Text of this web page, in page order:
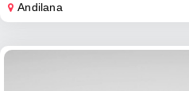
Andilana